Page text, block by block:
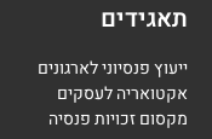
תאגידים
ייעוץ פנסיוני לארגונים
אקטואריה לעסקים
מקסום זכויות פנסיה